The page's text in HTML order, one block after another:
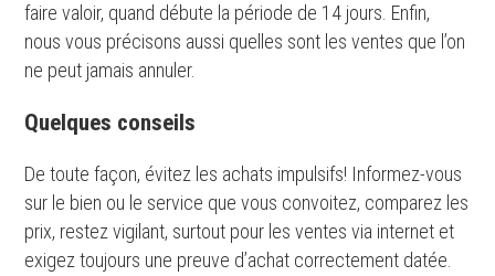
faire valoir, quand débute la période de 14 jours. Enfin,
nous vous précisons aussi quelles sont les ventes que l’on
ne peut jamais annuler.
Quelques conseils
De toute façon, évitez les achats impulsifs! Informez-vous
sur le bien ou le service que vous convoitez, comparez les
prix, restez vigilant, surtout pour les ventes via internet et
exigez toujours une preuve d’achat correctement datée.